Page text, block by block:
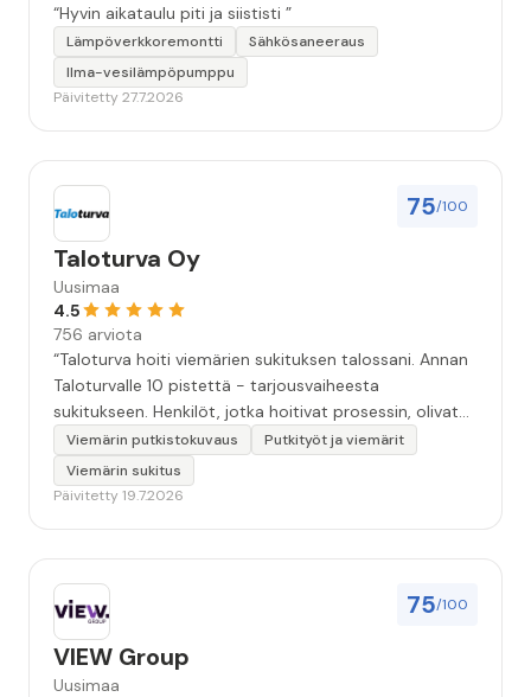
“Hyvin aikataulu piti ja siististi ”
Lämpöverkkoremontti
Sähkösaneeraus
Ilma-vesilämpöpumppu
Päivitetty 27.7.2026
75/100
Taloturva Oy
Uusimaa
4.5
756 arviota
“Taloturva hoiti viemärien sukituksen talossani. Annan
Taloturvalle 10 pistettä - tarjousvaiheesta
sukitukseen. Henkilöt, jotka hoitivat prosessin, olivat
ammattitaitoisia ja miellyttäviä. Remontin jälkeen
saamani materiaali tehtävän suorittamisesta oli
kiitettävän arvoista. Voin suositella.”
Viemärin putkistokuvaus
Putkityöt ja viemärit
Viemärin sukitus
Päivitetty 19.7.2026
75/100
VIEW Group
Uusimaa